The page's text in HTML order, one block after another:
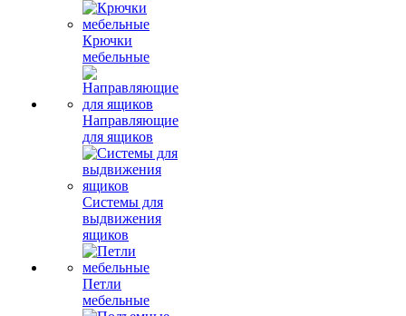
Крючки
мебельные
Направляющие
для ящиков
Системы для
выдвижения
ящиков
Петли
мебельные